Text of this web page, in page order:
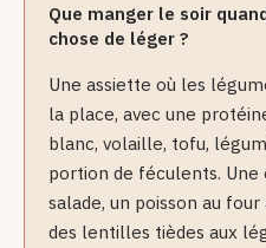
Que manger le soir
chose de léger ?
Une assiette où les
la place, avec une
blanc, volaille, tofu,
portion de féculents.
salade, un poisson au
des lentilles tièdes aux